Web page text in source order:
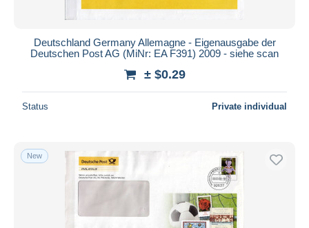
Deutschland Germany Allemagne - Eigenausgabe der
Deutschen Post AG (MiNr: EA F391) 2009 - siehe scan
± $0.29
Status Private individual
New